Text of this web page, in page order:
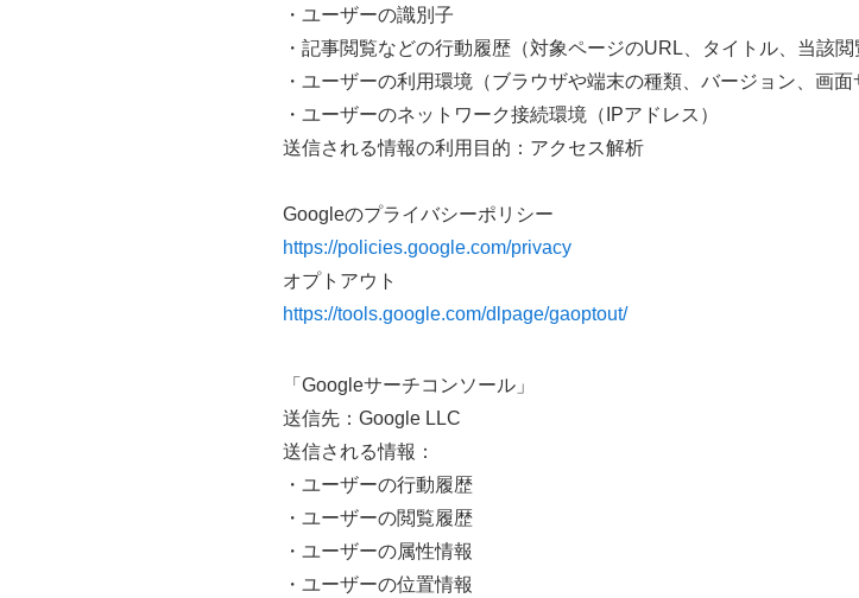
・ユーザーの識別子
・記事閲覧などの行動履歴（対象ページのURL、タイトル、当該
・ユーザーの利用環境（ブラウザや端末の種類、バージョン、画面
・ユーザーのネットワーク接続環境（IPアドレス）
送信される情報の利用目的：アクセス解析
Googleのプライバシーポリシー
https://policies.google.com/privacy
オプトアウト
https://tools.google.com/dlpage/gaoptout/
「Googleサーチコンソール」
送信先：Google LLC
送信される情報：
・ユーザーの行動履歴
・ユーザーの閲覧履歴
・ユーザーの属性情報
・ユーザーの位置情報